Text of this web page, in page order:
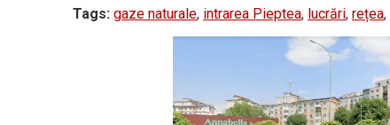
Tags: gaze naturale, intrarea Pieptea, lucrări, rețea,